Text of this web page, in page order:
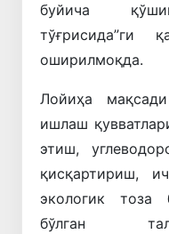
буйича
тўғрисида”ги
оширилмоқда.
Лойиҳа
ишлаш
этиш,
қисқартириш,
экологик тоза
бўлган